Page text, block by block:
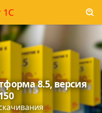
1С
8.5, версия